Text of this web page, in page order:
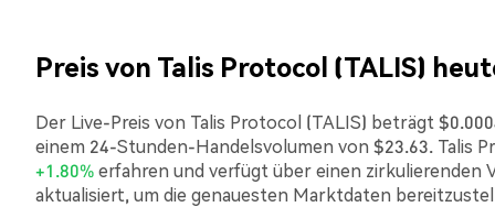
Preis von Talis Protocol (TALIS)
Der Live-Preis von Talis Protocol (TALIS) beträgt
einem 24-Stunden-Handelsvolumen von $23.63. Talis
+1.80%erfahren und verfügt über einen zirkulierenden
aktualisiert, um die genauesten Marktdaten